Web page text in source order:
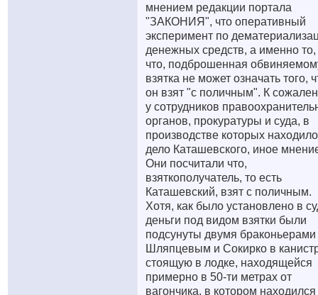
мнением редакции портала
"ЗАКОНИЯ", что оперативный
эксперимент по
денежных средств, а именно то,
что, подброшенная
взятка не может означать того,
он взят "с поличным". К
у сотрудников
органов, прокуратуры и суда, в
производстве которых
дело Каташевского, иное
Они посчитали что,
взяткополучатель, то есть
Каташевский, взят с поличным.
Хотя, как было установлено в
деньги под видом взятки были
подсунуты двумя браконьерами
Шляпцевым и Сокирко в
стоящую в лодке, находящейся
примерно в 50-ти метрах от
вагончика, в котором находился